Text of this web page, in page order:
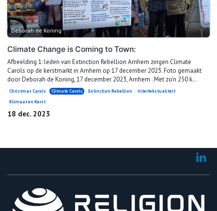
Deborah de Koning
Climate Change is Coming to Town:
Afbeelding 1: leden van Extinction Rebellion Arnhem zingen Climate
Carols op de kerstmarkt in Arnhem op 17 december 2023. Foto gemaakt
door Deborah de Koning, 17 december 2023, Arnhem . Met zo’n 250 k...
Christmas Carols Climate Carols Extinction Rebellion
Intertekstualiteit
Klimaat en Kerst
18 dec. 2023